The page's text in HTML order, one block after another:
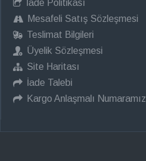
İade Politikası
Mesafeli Satış Sözleşmesi
Teslimat Bilgileri
Üyelik Sözleşmesi
Site Haritası
İade Talebi
Kargo Anlaşmalı Numaramız